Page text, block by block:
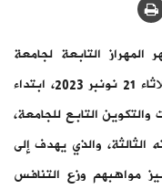
التابعة لجامعة
سيدي محمد بن عبد الله بفاس، يوم الثلاثاء 21 نونبر 2023، ابتداء
والتكوين التابع للجامعة،
الثالثة، والذي يهدف إلى
مواهبهم وزع التنافس